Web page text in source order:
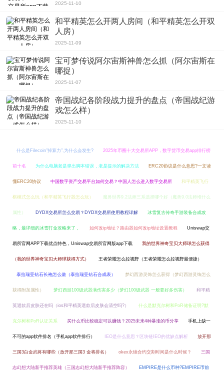
2025-11-10
和平精英怎么开两人房间（和平精英怎么开双
人房）
2025-11-09
宝可梦传说阿尔宙斯神兽怎么抓（阿尔宙斯在
哪捉）
2025-11-07
帝国战纪各阶段战力提升的盘点（帝国战纪游
戏怎么样）
2025-11-10
什么是Filecoin"掉算力",为什么会发生? 2025年币圈十大交易所APP，数字货币交易app排行榜
前十名 为什么电脑老是弹出脚本错误，老是提示的解决方法 ERC20协议是什么意思?一文读
懂ERC20协议 中国数字资产交易平台如何交易？中国人怎么进入数字交易所 和平精英飞行
棋模式怎么玩（和平精英飞行器怎么玩） 魔兽世界9.2法师三系选择哪个好（魔兽9.0法师堆什么
属性） DYDX交易所怎么交易？DYDX交易所使用教程详解 冰雪复古传奇手游装备合成攻
略，最详细的冰雪打金攻略来了， 如何改ip地址？路由器如何改ip地址设置教程 Uniswap交
易所官网APP下载优点特色，Uniswap交易所官网版app下载 我的世界神奇宝贝大师球怎么获得
（我的世界神奇宝贝大师球获得方式） 王者荣耀怎么拉视野（王者荣耀怎么拉视野最便捷）
泰拉瑞亚钻石长袍怎么做（泰拉瑞亚钻石合成表） 梦幻西游灵饰怎么获得（梦幻西游灵饰怎么
获得附加属性） 梦幻西游100级武器满伤害多少（梦幻100级武器 一般要好多伤害） 和平精
英退款后皮肤还在吗（ios和平精英退款后皮肤会清空吗?） 什么是默克尔树和PoR储备证明?默
克尔树和PoR认证关系 买什么币比较稳定可以赚钱？2025未来4种暴涨的币分享 手机上缺一
不可的app软件排名（手机app软件排行） IEO是什么意思？区块链IEO的优缺点解析 放开那
三国3白金武将有哪些（放开那三国3 金将排名） okex永续合约交割时间是什么时候？ 三国
志幻想大陆新手推荐英雄（三国志幻想大陆新手推荐阵容） EMPIRE是什么币种?EMPIRE币前